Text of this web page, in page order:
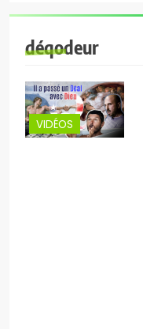
déqodeur
VIDÉOS